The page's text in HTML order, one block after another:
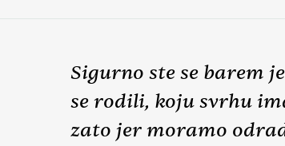
Sigurno ste se barem
se rodili, koju svrhu
zato jer moramo